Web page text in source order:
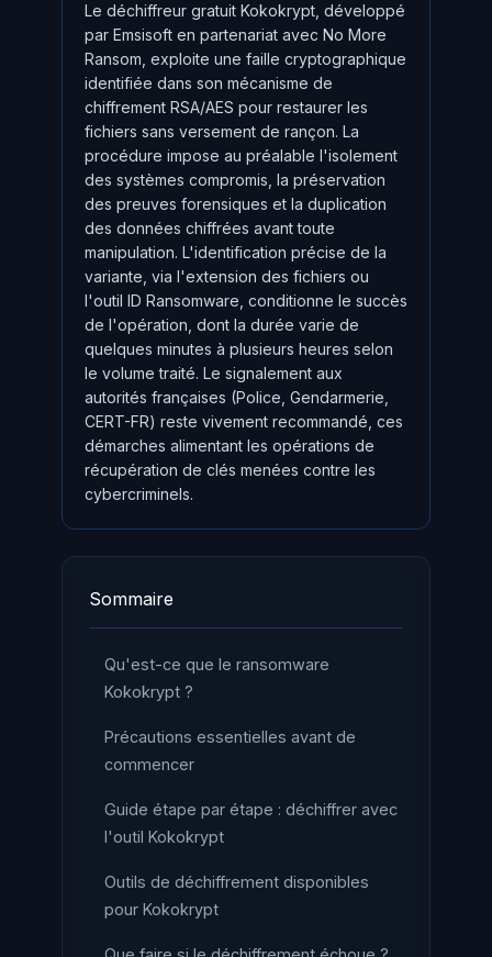
Le déchiffreur gratuit Kokokrypt, développé
par Emsisoft en partenariat avec No More
Ransom, exploite une faille cryptographique
identifiée dans son mécanisme de
chiffrement RSA/AES pour restaurer les
fichiers sans versement de rançon. La
procédure impose au préalable l'isolement
des systèmes compromis, la préservation
des preuves forensiques et la duplication
des données chiffrées avant toute
manipulation. L'identification précise de la
variante, via l'extension des fichiers ou
l'outil ID Ransomware, conditionne le succès
de l'opération, dont la durée varie de
quelques minutes à plusieurs heures selon
le volume traité. Le signalement aux
autorités françaises (Police, Gendarmerie,
CERT-FR) reste vivement recommandé, ces
démarches alimentant les opérations de
récupération de clés menées contre les
cybercriminels.
Sommaire
Qu'est-ce que le ransomware
Kokokrypt ?
Précautions essentielles avant de
commencer
Guide étape par étape : déchiffrer avec
l'outil Kokokrypt
Outils de déchiffrement disponibles
pour Kokokrypt